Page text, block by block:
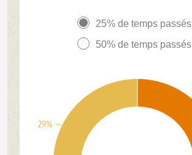
25% de temps passés
50% de temps passés
29%